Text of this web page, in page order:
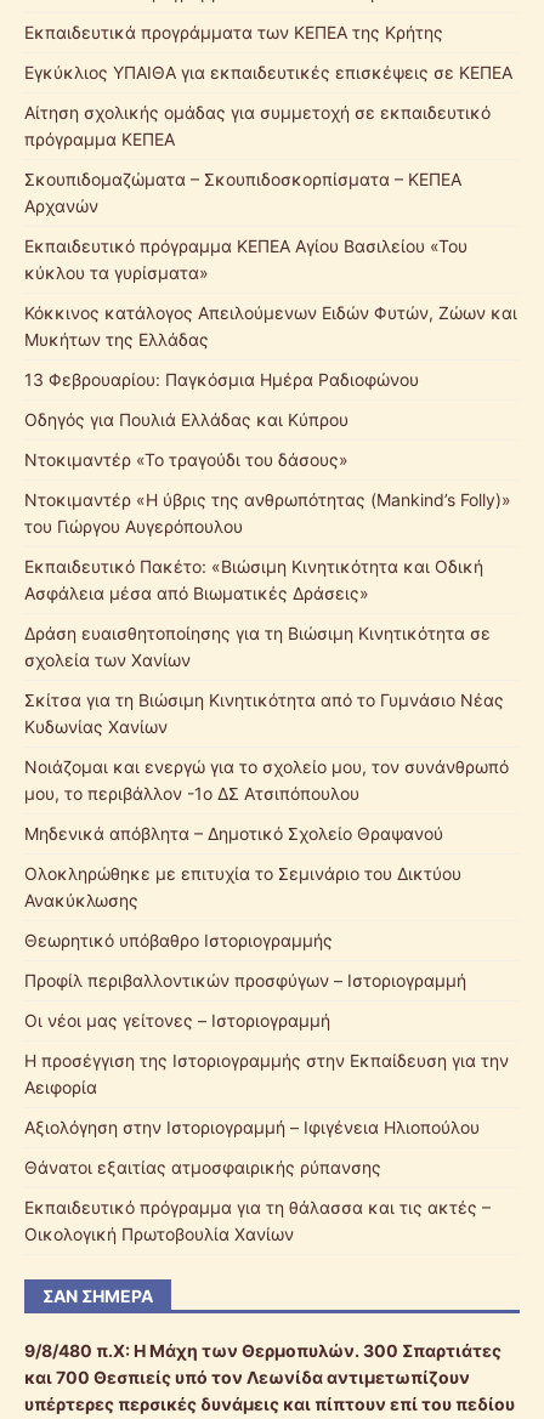
Εκπαιδευτικά προγράμματα των ΚΕΠΕΑ της Κρήτης
Εγκύκλιος ΥΠΑΙΘΑ για εκπαιδευτικές επισκέψεις σε ΚΕΠΕΑ
Αίτηση σχολικής ομάδας για συμμετοχή σε εκπαιδευτικό
πρόγραμμα ΚΕΠΕΑ
Σκουπιδομαζώματα – Σκουπιδοσκορπίσματα – ΚΕΠΕΑ
Αρχανών
Εκπαιδευτικό πρόγραμμα ΚΕΠΕΑ Αγίου Βασιλείου «Του
κύκλου τα γυρίσματα»
Κόκκινος κατάλογος Απειλούμενων Ειδών Φυτών, Ζώων και
Μυκήτων της Ελλάδας
13 Φεβρουαρίου: Παγκόσμια Ημέρα Ραδιοφώνου
Οδηγός για Πουλιά Ελλάδας και Κύπρου
Ντοκιμαντέρ «Το τραγούδι του δάσους»
Ντοκιμαντέρ «Η ύβρις της ανθρωπότητας (Mankind’s Folly)»
του Γιώργου Αυγερόπουλου
Εκπαιδευτικό Πακέτο: «Βιώσιμη Κινητικότητα και Οδική
Ασφάλεια μέσα από Βιωματικές Δράσεις»
Δράση ευαισθητοποίησης για τη Βιώσιμη Κινητικότητα σε
σχολεία των Χανίων
Σκίτσα για τη Βιώσιμη Κινητικότητα από το Γυμνάσιο Νέας
Κυδωνίας Χανίων
Νοιάζομαι και ενεργώ για το σχολείο μου, τον συνάνθρωπό
μου, το περιβάλλον -1ο ΔΣ Ατσιπόπουλου
Μηδενικά απόβλητα – Δημοτικό Σχολείο Θραψανού
Ολοκληρώθηκε με επιτυχία το Σεμινάριο του Δικτύου
Ανακύκλωσης
Θεωρητικό υπόβαθρο Ιστοριογραμμής
Προφίλ περιβαλλοντικών προσφύγων – Ιστοριογραμμή
Οι νέοι μας γείτονες – Ιστοριογραμμή
Η προσέγγιση της Ιστοριογραμμής στην Εκπαίδευση για την
Αειφορία
Αξιολόγηση στην Ιστοριογραμμή – Ιφιγένεια Ηλιοπούλου
Θάνατοι εξαιτίας ατμοσφαιρικής ρύπανσης
Εκπαιδευτικό πρόγραμμα για τη θάλασσα και τις ακτές –
Οικολογική Πρωτοβουλία Χανίων
ΣΑΝ ΣΉΜΕΡΑ
9/8/480 π.Χ: Η Μάχη των Θερμοπυλών. 300 Σπαρτιάτες
και 700 Θεσπιείς υπό τον Λεωνίδα αντιμετωπίζουν
υπέρτερες περσικές δυνάμεις και πίπτουν επί του πεδίου